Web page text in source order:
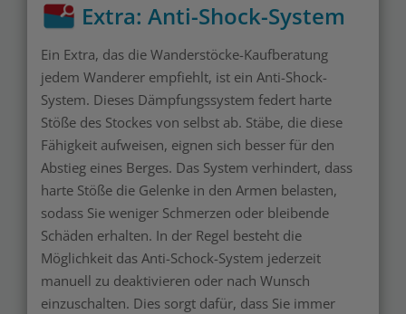
Extra: Anti-Shock-System
Ein Extra, das die Wanderstöcke-Kaufberatung
jedem Wanderer empfiehlt, ist ein Anti-Shock-
System. Dieses Dämpfungssystem federt harte
Stöße des Stockes von selbst ab. Stäbe, die diese
Fähigkeit aufweisen, eignen sich besser für den
Abstieg eines Berges. Das System verhindert, dass
harte Stöße die Gelenke in den Armen belasten,
sodass Sie weniger Schmerzen oder bleibende
Schäden erhalten. In der Regel besteht die
Möglichkeit das Anti-Schock-System jederzeit
manuell zu deaktivieren oder nach Wunsch
einzuschalten. Dies sorgt dafür, dass Sie immer